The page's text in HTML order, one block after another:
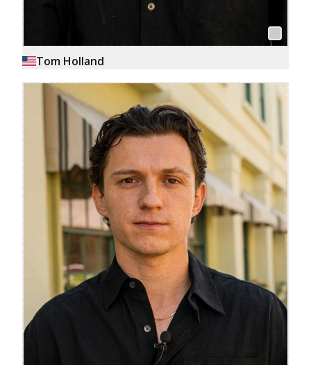
Tom Holland